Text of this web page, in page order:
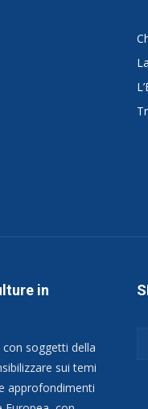
in
con soggetti della
sui temi
approfondimenti